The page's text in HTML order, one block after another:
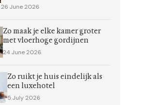
26 June 2026
Zo maak je elke kamer groter
met vloerhoge gordijnen
24 June 2026
Zo ruikt je huis eindelijk als
een luxehotel
5 July 2026